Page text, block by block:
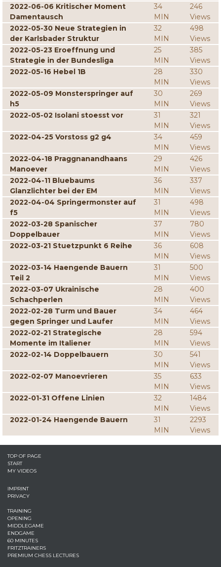
2022-06-06 Kritischer Moment
Damentausch
34
MIN
246
Views
2022-05-30 Neue Strategien in
der Karlsbader Struktur
32
MIN
498
Views
2022-05-23 Eroeffnung und
Strategie in der Bundesliga
25
MIN
385
Views
2022-05-16 Hebel 1B
28
MIN
330
Views
2022-05-09 Monsterspringer auf
h5
30
MIN
269
Views
2022-05-02 Isolani stoesst vor
31
MIN
321
Views
2022-04-25 Vorstoss g2 g4
34
MIN
459
Views
2022-04-18 Praggnanandhaans
Manoever
29
MIN
426
Views
2022-04-11 Bluebaums
Glanzlichter bei der EM
36
MIN
337
Views
2022-04-04 Springermonster auf
f5
31
MIN
498
Views
2022-03-28 Spanischer
Doppelbauer
37
MIN
780
Views
2022-03-21 Stuetzpunkt 6 Reihe
36
MIN
608
Views
2022-03-14 Haengende Bauern
Teil 2
31
MIN
500
Views
2022-03-07 Ukrainische
Schachperlen
28
MIN
400
Views
2022-02-28 Turm und Bauer
gegen Springer und Laufer
34
MIN
464
Views
2022-02-21 Strategische
Momente im Italiener
28
MIN
594
Views
2022-02-14 Doppelbauern
30
MIN
541
Views
2022-02-07 Manoevrieren
35
MIN
633
Views
2022-01-31 Offene Linien
32
MIN
1484
Views
2022-01-24 Haengende Bauern
31
MIN
2293
Views
TOP OF PAGE
START
MY VIDEOS
IMPRINT
PRIVACY
TRAINING
OPENING
MIDDLEGAME
ENDGAME
60 MINUTES
FRITZTRAINERS
PREMIUM CHESS LECTURES